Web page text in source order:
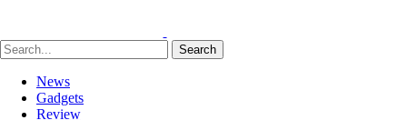
Search
News
Gadgets
Review